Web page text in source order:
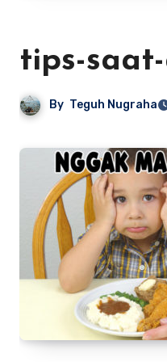
tips-
By Teguh Nugraha